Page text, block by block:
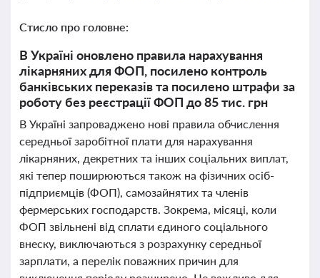
Стисло про головне:
В Україні оновлено правила нарахування
лікарняних для ФОП, посилено контроль
банківських переказів та посилено штрафи за
роботу без реєстрації ФОП до 85 тис. грн
В Україні запроваджено нові правила обчислення
середньої заробітної плати для нарахування
лікарняних, декретних та інших соціальних виплат,
які тепер поширюються також на фізичних осіб-
підприємців (ФОП), самозайнятих та членів
фермерських господарств. Зокрема, місяці, коли
ФОП звільнені від сплати єдиного соціального
внеску, виключаються з розрахунку середньої
зарплати, а перелік поважних причин для